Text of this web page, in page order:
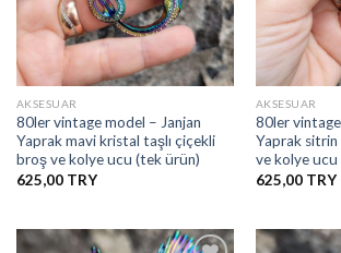
AKSESUAR
80ler vintage model – Janjan
Yaprak mavi kristal taşlı çiçekli
broş ve kolye ucu (tek ürün)
625,00
AKSESUAR
80ler
Yaprak sitrin
ve kolye
625,00